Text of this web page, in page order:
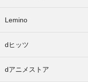
Lemino
dヒッツ
dアニメストア